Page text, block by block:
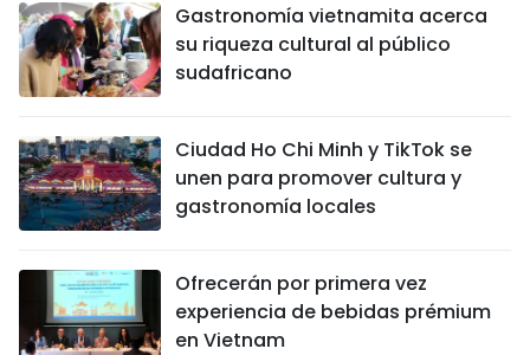
Gastronomía vietnamita acerca
su riqueza cultural al público
sudafricano
Ciudad Ho Chi Minh y TikTok se
unen para promover cultura y
gastronomía locales
Ofrecerán por primera vez
experiencia de bebidas prémium
en Vietnam